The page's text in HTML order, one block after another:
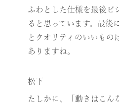
ふわとした仕様を最後ビ
ると思っています。最後
とクオリティのいいもの
ありますね。
松下
たしかに、「動きはこん